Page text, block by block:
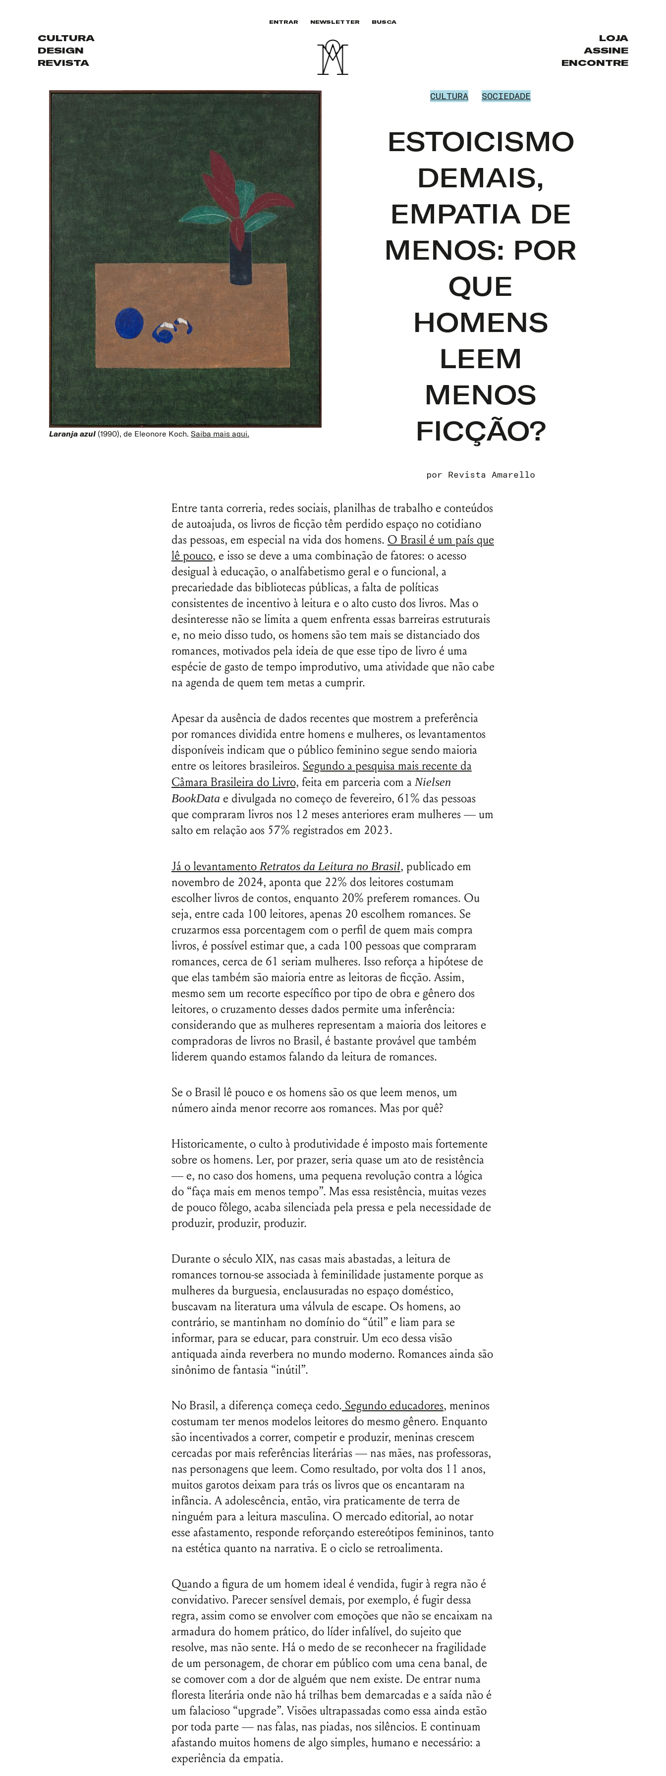
CULTURA
DESIGN
REVISTA
ENTRAR NEWSLETTER BUSCA
LOJA
ASSINE
ENCONTRE
Laranja azul (1990), de Eleonore Koch.Saiba mais aqui.
CULTURA SOCIEDADE
ESTOICISMO
DEMAIS,
EMPATIA DE
MENOS: POR
QUE
HOMENS
LEEM
MENOS
FICÇÃO?
por Revista Amarello
Entre tanta correria, redes sociais, planilhas de trabalho e conteúdos
de autoajuda, os livros de ficção têm perdido espaço no cotidiano
das pessoas, em especial na vida dos homens. O Brasil é um país que
lê pouco, e isso se deve a uma combinação de fatores: o acesso
desigual à educação, o analfabetismo geral e o funcional, a
precariedade das bibliotecas públicas, a falta de políticas
consistentes de incentivo à leitura e o alto custo dos livros. Mas o
desinteresse não se limita a quem enfrenta essas barreiras estruturais
e, no meio disso tudo, os homens são tem mais se distanciado dos
romances, motivados pela ideia de que esse tipo de livro é uma
espécie de gasto de tempo improdutivo, uma atividade que não cabe
na agenda de quem tem metas a cumprir.
Apesar da ausência de dados recentes que mostrem a preferência
por romances dividida entre homens e mulheres, os levantamentos
disponíveis indicam que o público feminino segue sendo maioria
entre os leitores brasileiros. Segundo a pesquisa mais recente da
Câmara Brasileira do Livro, feita em parceria com a Nielsen
BookData e divulgada no começo de fevereiro, 61% das pessoas
que compraram livros nos 12 meses anteriores eram mulheres — um
salto em relação aos 57% registrados em 2023.
Já o levantamento Retratos da Leitura no Brasil, publicado em
novembro de 2024, aponta que 22% dos leitores costumam
escolher livros de contos, enquanto 20% preferem romances. Ou
seja, entre cada 100 leitores, apenas 20 escolhem romances. Se
cruzarmos essa porcentagem com o perfil de quem mais compra
livros, é possível estimar que, a cada 100 pessoas que compraram
romances, cerca de 61 seriam mulheres. Isso reforça a hipótese de
que elas também são maioria entre as leitoras de ficção. Assim,
mesmo sem um recorte específico por tipo de obra e gênero dos
leitores, o cruzamento desses dados permite uma inferência:
considerando que as mulheres representam a maioria dos leitores e
compradoras de livros no Brasil, é bastante provável que também
liderem quando estamos falando da leitura de romances.
Se o Brasil lê pouco e os homens são os que leem menos, um
número ainda menor recorre aos romances. Mas por quê?
Historicamente, o culto à produtividade é imposto mais fortemente
sobre os homens. Ler, por prazer, seria quase um ato de resistência
— e, no caso dos homens, uma pequena revolução contra a lógica
do “faça mais em menos tempo”. Mas essa resistência, muitas vezes
de pouco fôlego, acaba silenciada pela pressa e pela necessidade de
produzir, produzir, produzir.
Durante o século XIX, nas casas mais abastadas, a leitura de
romances tornou-se associada à feminilidade justamente porque as
mulheres da burguesia, enclausuradas no espaço doméstico,
buscavam na literatura uma válvula de escape. Os homens, ao
contrário, se mantinham no domínio do “útil” e liam para se
informar, para se educar, para construir. Um eco dessa visão
antiquada ainda reverbera no mundo moderno. Romances ainda são
sinônimo de fantasia “inútil”.
No Brasil, a diferença começa cedo. Segundo educadores, meninos
costumam ter menos modelos leitores do mesmo gênero. Enquanto
são incentivados a correr, competir e produzir, meninas crescem
cercadas por mais referências literárias — nas mães, nas professoras,
nas personagens que leem. Como resultado, por volta dos 11 anos,
muitos garotos deixam para trás os livros que os encantaram na
infância. A adolescência, então, vira praticamente de terra de
ninguém para a leitura masculina. O mercado editorial, ao notar
esse afastamento, responde reforçando estereótipos femininos, tanto
na estética quanto na narrativa. E o ciclo se retroalimenta.
Quando a figura de um homem ideal é vendida, fugir à regra não é
convidativo. Parecer sensível demais, por exemplo, é fugir dessa
regra, assim como se envolver com emoções que não se encaixam na
armadura do homem prático, do líder infalível, do sujeito que
resolve, mas não sente. Há o medo de se reconhecer na fragilidade
de um personagem, de chorar em público com uma cena banal, de
se comover com a dor de alguém que nem existe. De entrar numa
floresta literária onde não há trilhas bem demarcadas e a saída não é
um falacioso “upgrade”. Visões ultrapassadas como essa ainda estão
por toda parte — nas falas, nas piadas, nos silêncios. E continuam
afastando muitos homens de algo simples, humano e necessário: a
experiência da empatia.